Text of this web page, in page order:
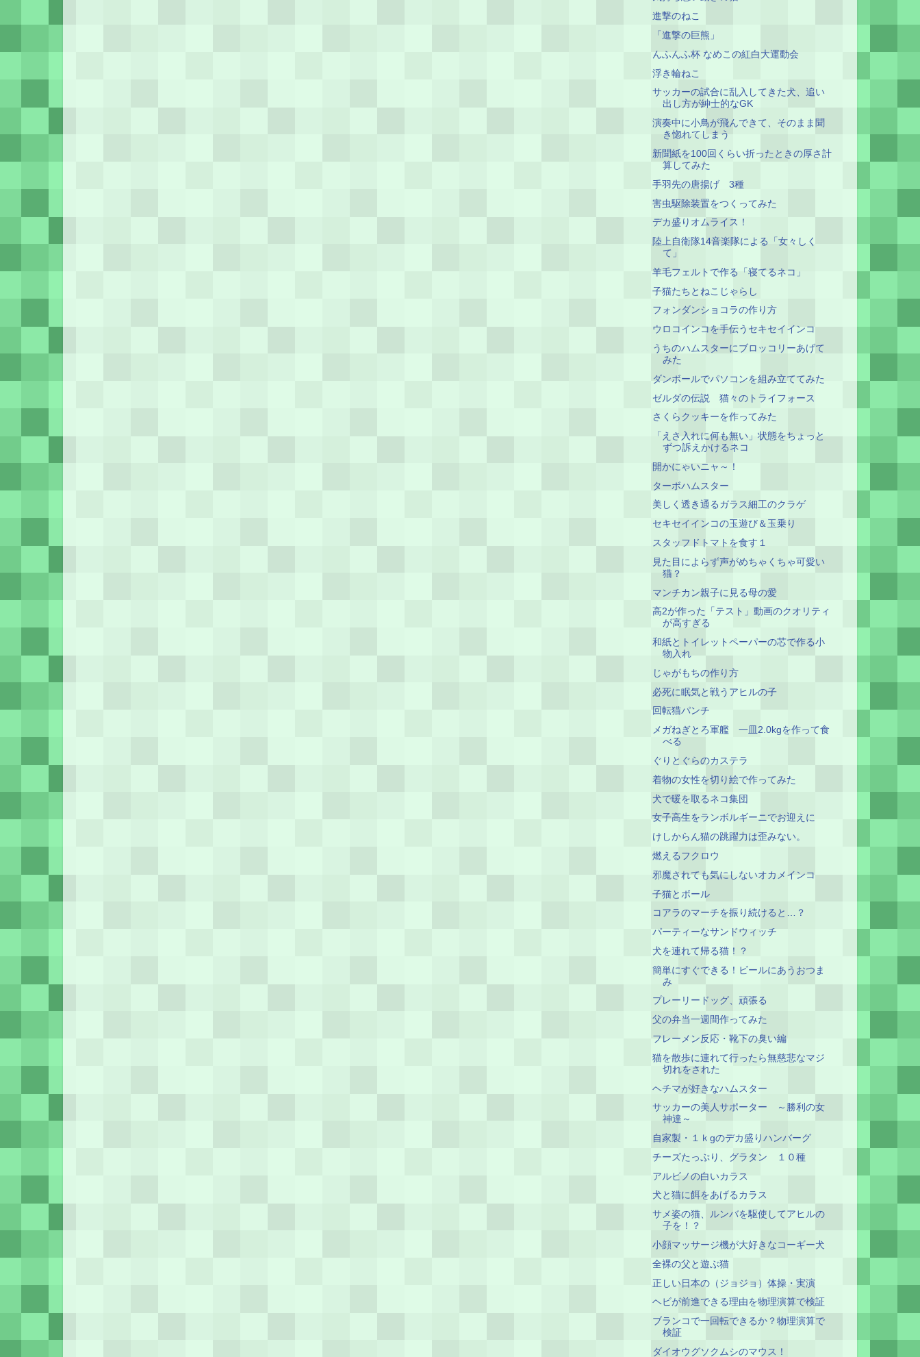
進撃のねこ
「進撃の巨熊」
んふんふ杯 なめこの紅白大運動会
浮き輪ねこ
サッカーの試合に乱入してきた犬、追い
出し方が紳士的なGK
演奏中に小鳥が飛んできて、そのまま聞
き惚れてしまう
新聞紙を100回くらい折ったときの厚さ計
算してみた
手羽先の唐揚げ 3種
害虫駆除装置をつくってみた
デカ盛りオムライス！
陸上自衛隊14音楽隊による「女々しく
て」
羊毛フェルトで作る「寝てるネコ」
子猫たちとねこじゃらし
フォンダンショコラの作り方
ウロコインコを手伝うセキセイインコ
うちのハムスターにブロッコリーあげて
みた
ダンボールでパソコンを組み立ててみた
ゼルダの伝説 猫々のトライフォース
さくらクッキーを作ってみた
「えさ入れに何も無い」状態をちょっと
ずつ訴えかけるネコ
開かにゃいニャ～！
ターボハムスター
美しく透き通るガラス細工のクラゲ
セキセイインコの玉遊び＆玉乗り
スタッフドトマトを食す１
見た目によらず声がめちゃくちゃ可愛い
猫？
マンチカン親子に見る母の愛
高2が作った「テスト」動画のクオリティ
が高すぎる
和紙とトイレットペーパーの芯で作る小
物入れ
じゃがもちの作り方
必死に眠気と戦うアヒルの子
回転猫パンチ
メガねぎとろ軍艦 一皿2.0kgを作って食
べる
ぐりとぐらのカステラ
着物の女性を切り絵で作ってみた
犬で暖を取るネコ集団
女子高生をランボルギーニでお迎えに
けしからん猫の跳躍力は歪みない。
燃えるフクロウ
邪魔されても気にしないオカメインコ
子猫とボール
コアラのマーチを振り続けると…？
パーティーなサンドウィッチ
犬を連れて帰る猫！？
簡単にすぐできる！ビールにあうおつま
み
プレーリードッグ、頑張る
父の弁当一週間作ってみた
フレーメン反応・靴下の臭い編
猫を散歩に連れて行ったら無慈悲なマジ
切れをされた
ヘチマが好きなハムスター
サッカーの美人サポーター ～勝利の女
神達～
自家製・１ｋgのデカ盛りハンバーグ
チーズたっぷり、グラタン １０種
アルビノの白いカラス
犬と猫に餌をあげるカラス
サメ姿の猫、ルンバを駆使してアヒルの
子を！？
小顔マッサージ機が大好きなコーギー犬
全裸の父と遊ぶ猫
正しい日本の（ジョジョ）体操・実演
ヘビが前進できる理由を物理演算で検証
ブランコで一回転できるか？物理演算で
検証
ダイオウグソクムシのマウス！